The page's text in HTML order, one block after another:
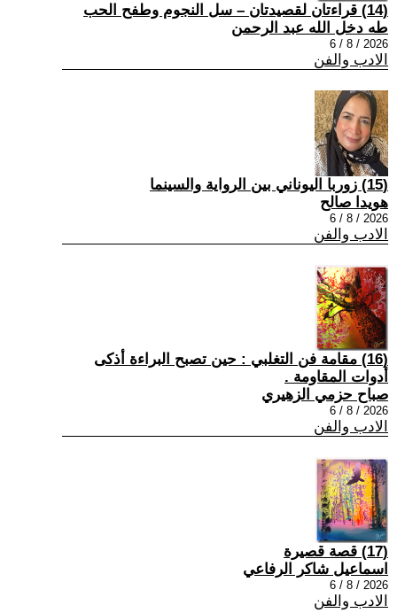
(14) قراءتان لقصيدتان – سل النجوم وطفح الحب
طه دخل الله عبد الرحمن
2026 / 8 / 6
الادب والفن
(15) زوربا اليوناني بين الرواية والسينما
هويدا صالح
2026 / 8 / 6
الادب والفن
(16) مقامة فن التغلبي : حين تصبح البراءة أذكى
أدوات المقاومة .
صباح حزمي الزهيري
2026 / 8 / 6
الادب والفن
(17) قصة قصيرة
اسماعيل شاكر الرفاعي
2026 / 8 / 6
الادب والفن